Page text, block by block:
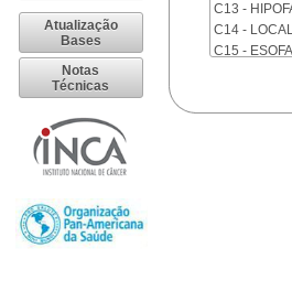
Atualização
Bases
Notas
Técnicas
C13 -
C14 -
C15 -
C18 -